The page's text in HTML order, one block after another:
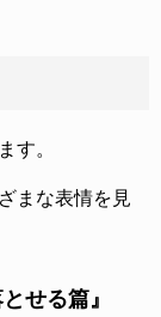
す。
まな表情を見
せる篇』